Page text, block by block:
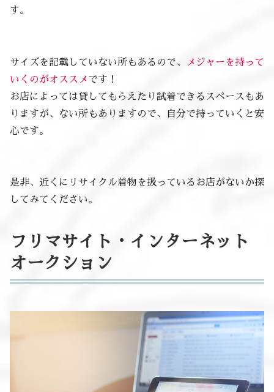
す。
サイズを記載していない所もあるので、
メジャーを持って
いくのがオススメ です！
お店によっては貸してもらえたり試着できるスペースもあ
りますが、ない所もありますので、自分で持っていくと安
心です。
是非、近くにリサイクル着物を扱っているお店がないか探
してみてください。
フリマサイト・インターネット
オークション